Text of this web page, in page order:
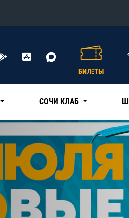
БИЛЕТЫ
СОЧИ КЛАБ